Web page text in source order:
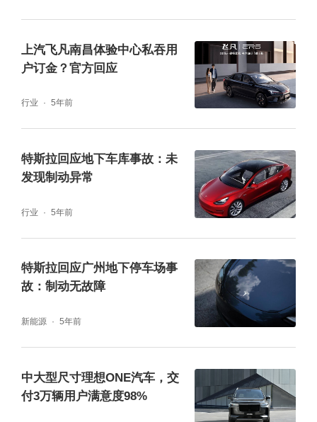
发布全新一代智能电动汽车技术平台CHN，C
HN平台下首款车型阿维塔11及联名限量版车
型阿维塔011首度同台展示，并将于8月8日正
图片来源：阿维塔科技
上汽飞凡南昌体验中心私吞用
户订金？官方回应
行业 5年前
特斯拉回应地下车库事故：未
发现制动异常
行业 5年前
特斯拉回应广州地下停车场事
故：制动无故障
新能源 5年前
中大型尺寸理想ONE汽车，交
付3万辆用户满意度98%